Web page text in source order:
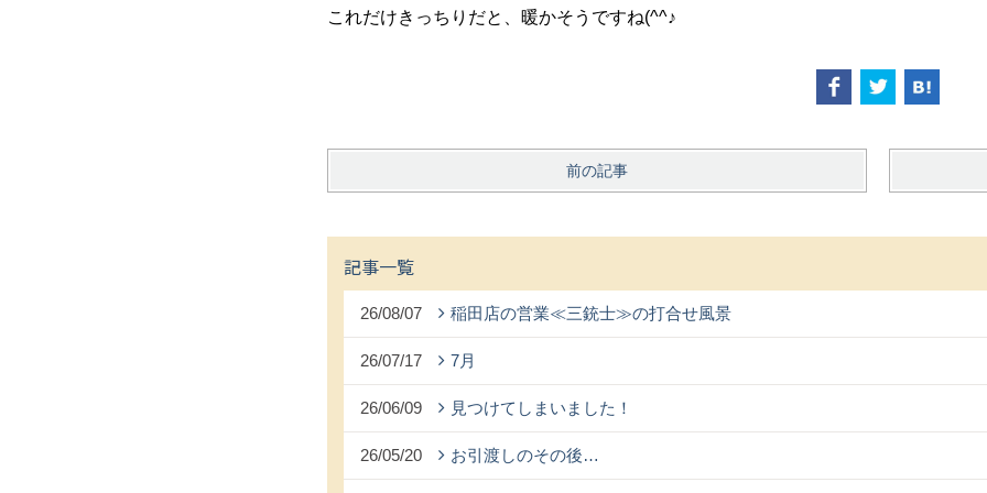
これだけきっちりだと、暖かそうですね(^^♪
前の記事
記事一覧
26/08/07 稲田店の営業≪三銃士≫の打合せ風景
26/07/17 7月
26/06/09 見つけてしまいました！
26/05/20 お引渡しのその後…